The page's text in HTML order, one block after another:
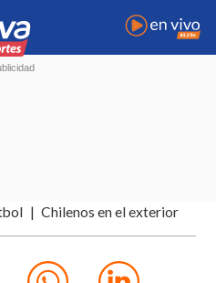
Chilenos en el exterior